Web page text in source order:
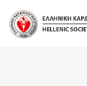
content